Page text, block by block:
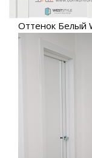
Оттенок Белый